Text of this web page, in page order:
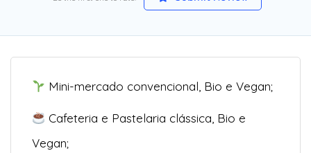
Mini-mercado convencional, Bio e Vegan;
Cafeteria e Pastelaria clássica, Bio e
Vegan;